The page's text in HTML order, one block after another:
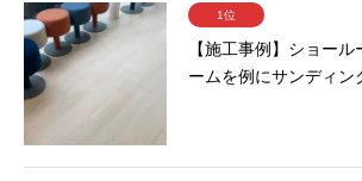
1位
【施工事例】ショー
ームを例にサンディン